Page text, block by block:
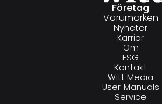
Företag
Varumärken
Nyheter
Karriär
Om
ESG
Kontakt
Witt Media
User Manuals
Service